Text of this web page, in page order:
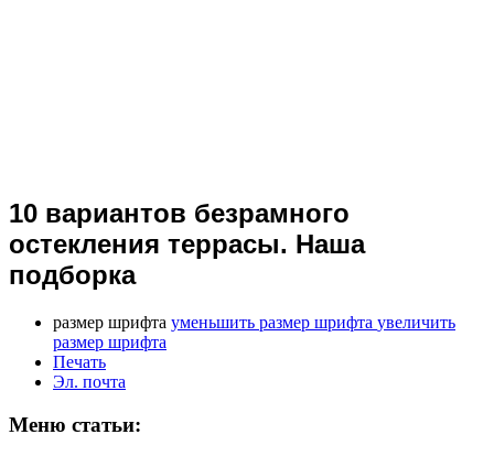
10 вариантов безрамного
остекления террасы. Наша
подборка
размер шрифта уменьшить размер шрифта увеличить
размер шрифта
Печать
Эл. почта
Меню статьи: